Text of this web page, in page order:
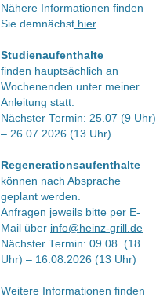
Nähere Informationen finden
Sie demnächst hier
Studienaufenthalte
finden hauptsächlich an
Wochenenden unter meiner
Anleitung statt.
Nächster Termin: 25.07 (9 Uhr)
– 26.07.2026 (13 Uhr)
Regenerationsaufenthalte
können nach Absprache
geplant werden.
Anfragen jeweils bitte per E-
Mail über info@heinz-grill.de
Nächster Termin: 09.08. (18
Uhr) – 16.08.2026 (13 Uhr)
Weitere Informationen finden